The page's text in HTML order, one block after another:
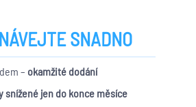
SNADNO
– okamžité dodání
snížené jen do konce měsíce